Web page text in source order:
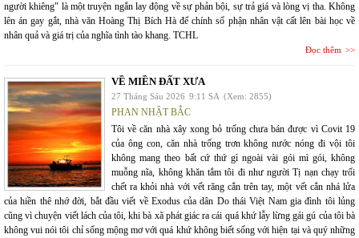
người khiêng" là một truyện ngắn lay động về sự phản bội, sự trả giá và lòng vị tha. Không
lên án gay gắt, nhà văn Hoàng Thị Bích Hà để chính số phận nhân vật cất lên bài học về
nhân quả và giá trị của nghĩa tình tào khang. TCHL
Đọc thêm
VỀ MIỀN ĐẤT XƯA
27 Tháng Sáu 2026 9:11 SA (Xem: 2855)
PHAN NHẬT BẮC
Tôi về căn nhà xây xong bỏ trống chưa bán được vì Covit 19
của ông con, căn nhà trống trơn không nước nóng đi vội tôi
không mang theo bất cứ thứ gì ngoài vài gói mì gói, không
muỗng nĩa, không khăn tắm tôi đi như người Tị nạn chạy trối
chết ra khỏi nhà với vết răng cắn trên tay, một vết cắn nhá lửa
của hiền thê nhớ đời, bắt đầu viết về Exodus của dân Do thái Việt Nam gia đình tôi lủng
cũng vì chuyện viết lách của tôi, khi bà xã phát giác ra cái quá khứ lẫy lừng gái gú của tôi bà
không vui nói tôi chỉ sống mộng mơ với quá khứ không biết sống với hiện tại và quý những